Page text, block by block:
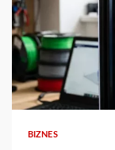
3 min read
BIZNES